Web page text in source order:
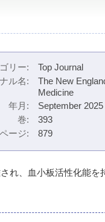
リー
Top Journal
ル名
The New
Medicine
年月
September 2025
巻
393
ージ
879
れ、血小板活性化能を